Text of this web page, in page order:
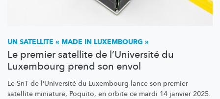
UN SATELLITE « MADE IN LUXEMBOURG »
Le premier satellite de l’Université du
Luxembourg prend son envol
Le SnT de l’Université du Luxembourg lance son premier
satellite miniature, Poquito, en orbite ce mardi 14 janvier 2025.